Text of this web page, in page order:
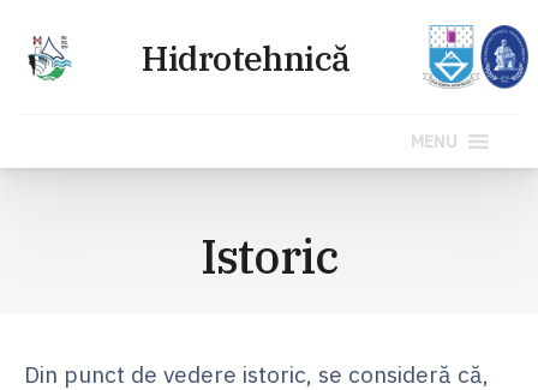
MENU
Istoric
Din punct de vedere istoric, se consideră că,